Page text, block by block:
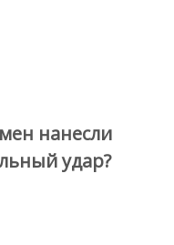
нанесли
удар?